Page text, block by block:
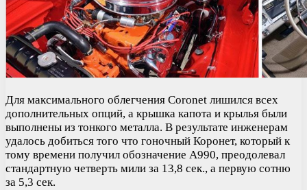
Для максимального облегчения Coronet лишился всех
дополнительных опций, а крышка капота и крылья были
выполнены из тонкого металла. В результате инженерам
удалось добиться того что гоночный Коронет, который к
тому времени получил обозначение А990, преодолевал
стандартную четверть мили за 13,8 сек., а первую сотню
за 5,3 сек.